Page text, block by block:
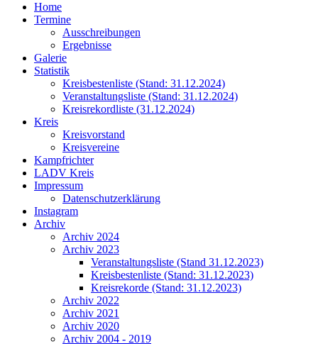
Home
Termine
Ausschreibungen
Ergebnisse
Galerie
Statistik
Kreisbestenliste (Stand: 31.12.2024)
Veranstaltungsliste (Stand: 31.12.2024)
Kreisrekordliste (31.12.2024)
Kreis
Kreisvorstand
Kreisvereine
Kampfrichter
LADV Kreis
Impressum
Datenschutzerklärung
Instagram
Archiv
Archiv 2024
Archiv 2023
Veranstaltungsliste (Stand 31.12.2023)
Kreisbestenliste (Stand: 31.12.2023)
Kreisrekorde (Stand: 31.12.2023)
Archiv 2022
Archiv 2021
Archiv 2020
Archiv 2004 - 2019